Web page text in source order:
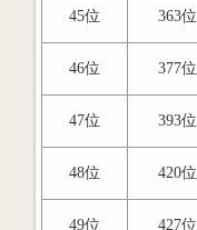
45位 363位
46位 377位
47位 393位
48位 420位
49位 427位